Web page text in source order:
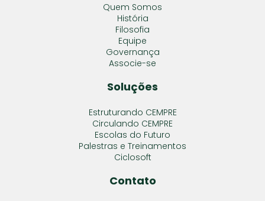
Quem Somos
História
Filosofia
Equipe
Governança
Associe-se
Soluções
Estruturando CEMPRE
Circulando CEMPRE
Escolas do Futuro
Palestras e Treinamentos
Ciclosoft
Contato